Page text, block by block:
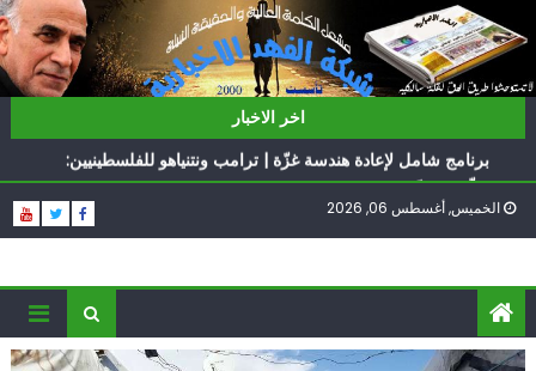
to
content
اخر الاخبار
ناشطة أمريكية يهودية تدعو الدول العربية لوقف التطبيع
أيّ تحدّيات يواجهها حزب الله؟
برنامج شامل لإعادة هندسة غزّة | ترامب ونتنياهو للفلسطينيين:
سلّموا تسلَموا
الغرب يدفن اتفاقاً وُلد ميتاً | إيران تحت العقوبات: جاهزون
ناشطة أمريكية يهودية تدعو الدول العربية لوقف التطبيع
أيّ تحدّيات يواجهها حزب الله؟
الخميس, أغسطس 06, 2026